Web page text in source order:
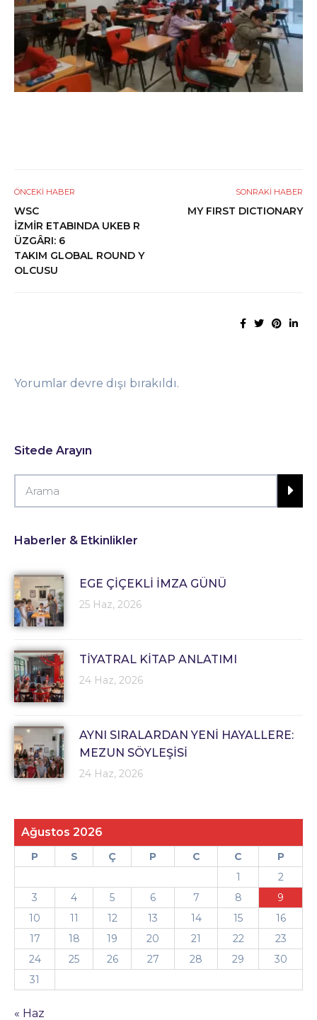
ÖNCEKI HABER
WSC
İZMİR ETABINDA UKEB R
ÜZGÂRI: 6
TAKIM GLOBAL ROUND Y
OLCUSU
SONRAKI HABER
MY FIRST DICTIONARY
Yorumlar devre dışı bırakıldı.
Sitede Arayın
Haberler & Etkinlikler
EGE ÇİÇEKLİ İMZA GÜNÜ
25 Haz, 2026
TİYATRAL KİTAP ANLATIMI
24 Haz, 2026
AYNI SIRALARDAN YENİ HAYALLERE:
MEZUN SÖYLEŞİSİ
24 Haz, 2026
Ağustos 2026
P S Ç P C C
P
1
2
3
4 5 6 7 8
9
10
11 12 13 14 15
16
17
18 19 20 21 22
23
24
25 26 27 28 29
30
31
« Haz